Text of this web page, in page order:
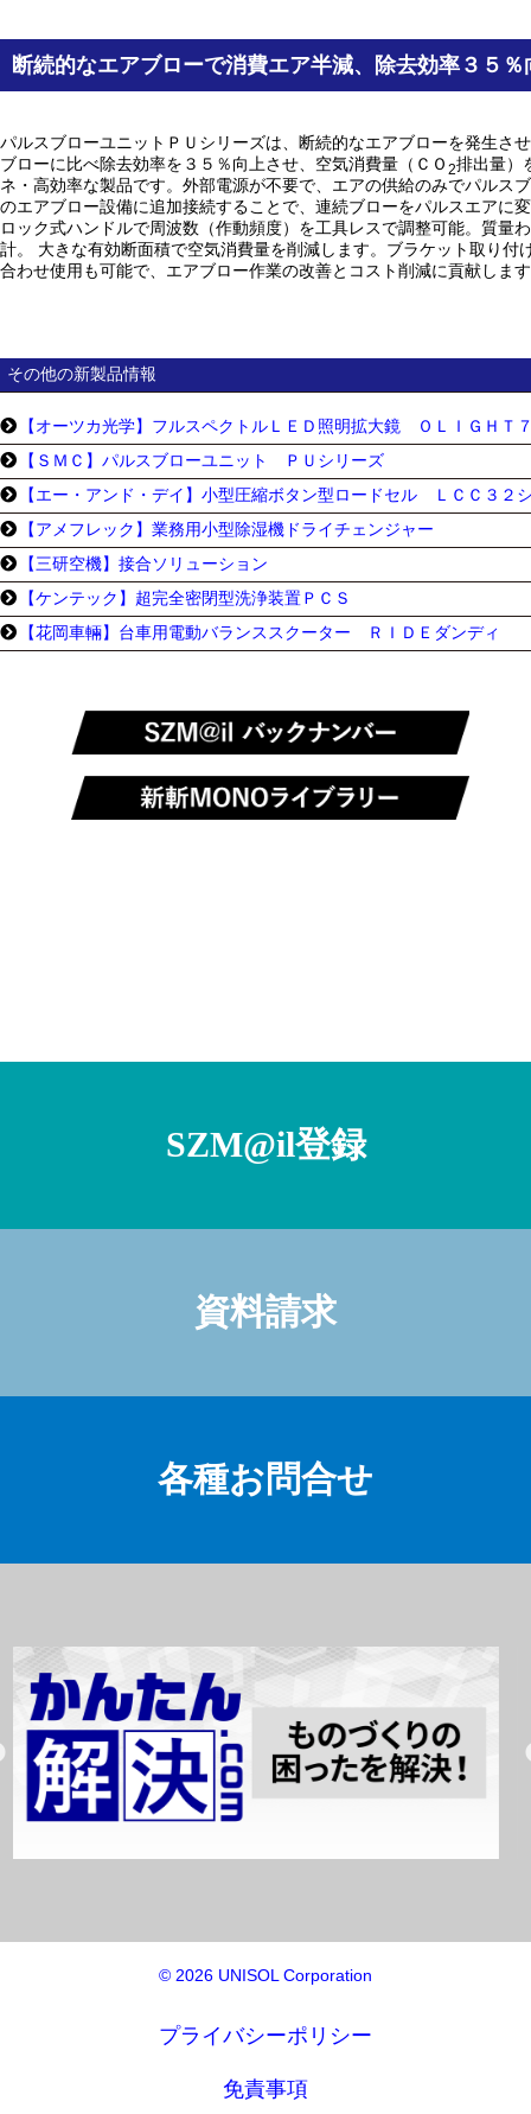
断続的なエアブローで消費エア半減、除去効率３５％
パルスブローユニットＰＵシリーズは、断続的なエアブローを発生さ
ブローに比べ除去効率を３５％向上させ、空気消費量（ＣＯ 2排出量）
ネ・高効率な製品です。外部電源が不要で、エアの供給のみでパルス
のエアブロー設備に追加接続することで、連続ブローをパルスエアに
ロック式ハンドルで周波数（作動頻度）を工具レスで調整可能。質量
計。 大きな有効断面積で空気消費量を削減します。ブラケット取り付
合わせ使用も可能で、エアブロー作業の改善とコスト削減に貢献しま
その他の新製品情報
【オーツカ光学】フルスペクトルＬＥＤ照明拡大鏡 ＯＬＩＧＨＴ
【ＳＭＣ】パルスブローユニット ＰＵシリーズ
【エー・アンド・デイ】小型圧縮ボタン型ロードセル ＬＣＣ３２
【アメフレック】業務用小型除湿機ドライチェンジャー
【三研空機】接合ソリューション
【ケンテック】超完全密閉型洗浄装置ＰＣＳ
【花岡車輛】台車用電動バランススクーター ＲＩＤＥダンディ
SZM@il登録
資料請求
各種お問合せ
© 2026 UNISOL Corporation
プライバシーポリシー
免責事項